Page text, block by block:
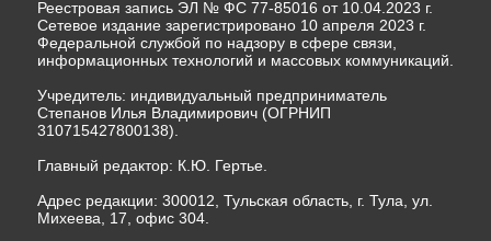
Реестровая запись ЭЛ № ФС 77-85016 от 10.04.2023 г.
Сетевое издание зарегистрировано 10 апреля 2023 г.
Федеральной службой по надзору в сфере связи,
информационных технологий и массовых коммуникаций.
Учредитель: индивидуальный предприниматель
Степанов Илья Владимирович (ОГРНИП
310715427800138).
Главный редактор: К.Ю. Гертье.
Адрес редакции: 300012, Тульская область, г. Тула, ул.
Михеева, 17, офис 304.